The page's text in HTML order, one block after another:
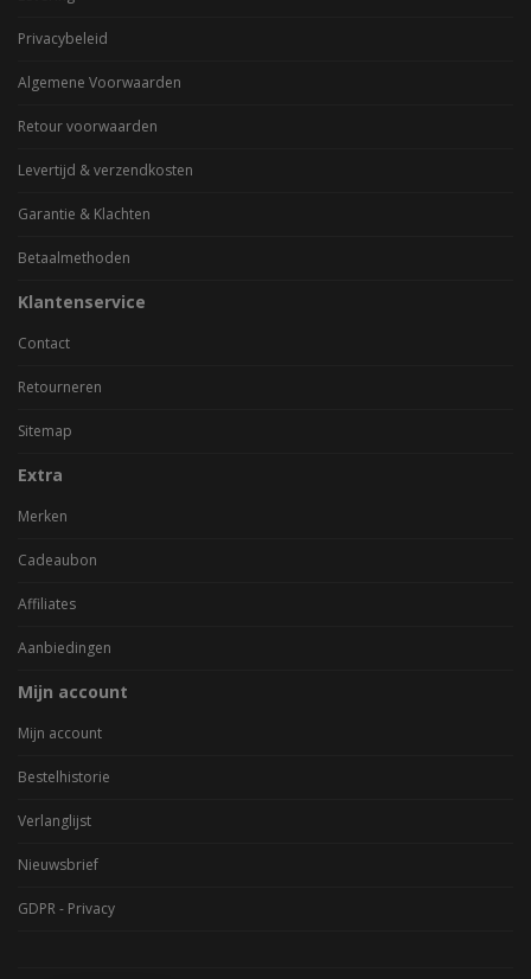
Privacybeleid
Algemene Voorwaarden
Retour voorwaarden
Levertijd & verzendkosten
Garantie & Klachten
Betaalmethoden
Klantenservice
Contact
Retourneren
Sitemap
Extra
Merken
Cadeaubon
Affiliates
Aanbiedingen
Mijn account
Mijn account
Bestelhistorie
Verlanglijst
Nieuwsbrief
GDPR - Privacy